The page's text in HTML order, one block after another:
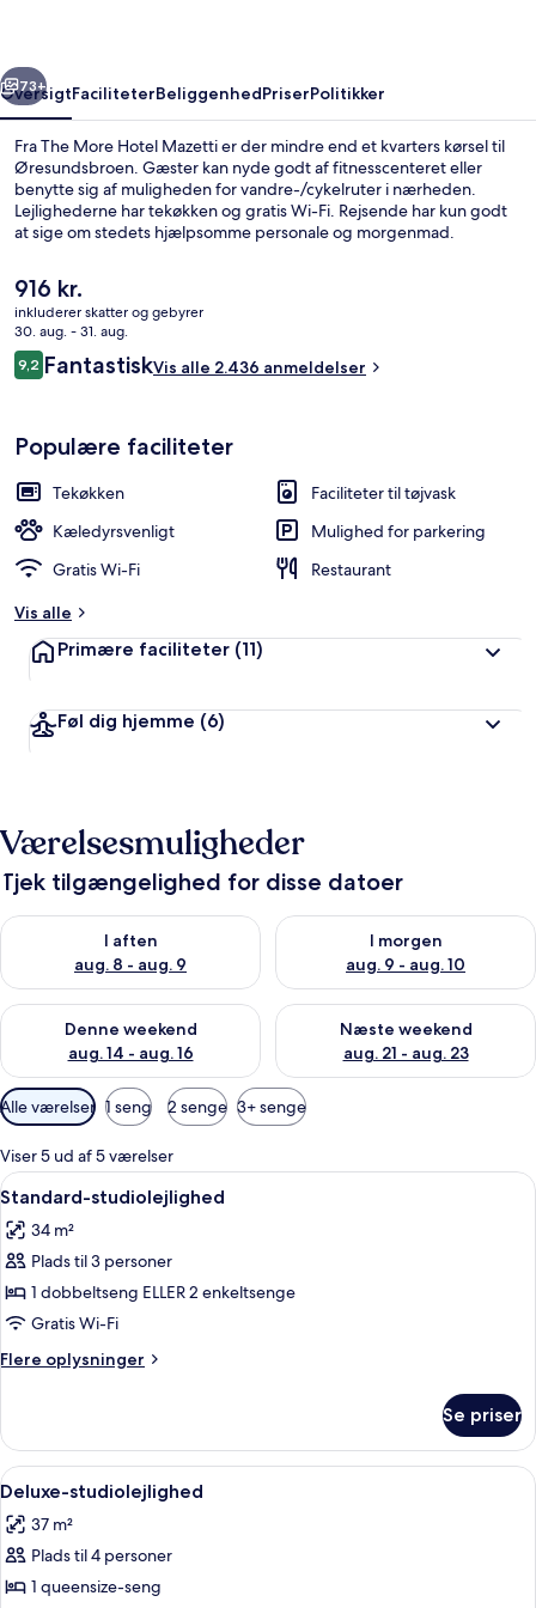
Næste
73+
OversigtFaciliteterBeliggenhedPriserPolitikker
Fra The More Hotel Mazetti er der mindre end et kvarters kørsel til
Øresundsbroen. Gæster kan nyde godt af fitnesscenteret eller
benytte sig af muligheden for vandre-/cykelruter i nærheden.
Lejlighederne har tekøkken og gratis Wi-Fi. Rejsende har kun godt
at sige om stedets hjælpsomme personale og morgenmad.
Den
nuværende
pris
er
916 kr.
916 kr.
inkluderer skatter og gebyrer
30. aug. - 31. aug.
Anmeldelser
9,29,2 ud af 10.
FantastiskVis alle 2.436 anmeldelser
Populære faciliteter
Tekøkken
Faciliteter til tøjvask
Kæledyrsvenligt
Mulighed for parkering
Gratis Wi-Fi
Restaurant
Vis alle
Primære faciliteter (11)
Føl dig hjemme (6)
Værelsesmuligheder
Tjek tilgængelighed for disse datoer
I aften
aug. 8 - aug. 9
Tjek tilgængelighed for i aften aug. 8 - aug. 9
I morgen
aug. 9 - aug. 10
Tjek tilgængelighed for i
Denne weekend
aug. 14 - aug. 16
Tjek tilgængelighed for denne weekend aug. 14 - aug. 16
Næste weekend
aug. 21 - aug. 23
Tjek tilgængelighed for næste
Tilgængelige
filtre
for
værelser
Alle værelser 1 seng 2 senge 3+ senge
Viser 5 ud af 5 værelser
Indlæs
alle
billeder
af
Standard-
studiolejlighed
Et moderne hotelværelse med en
9
Standard-studiolejlighed
34 m²
Plads til 3 personer
1 dobbeltseng ELLER 2 enkeltsenge
Gratis Wi-Fi
Flere oplysninger
Flere
studiolejlighed
Se priser
Indlæs
alle
billeder
af
Deluxe-
Et moderne hotelværelse med en
11
Deluxe-studiolejlighed
37 m²
Plads til 4 personer
1 queensize-seng